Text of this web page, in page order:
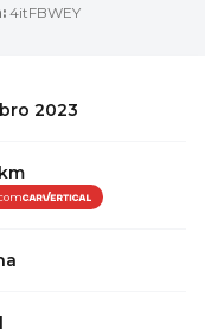
4itFBWEY
2023